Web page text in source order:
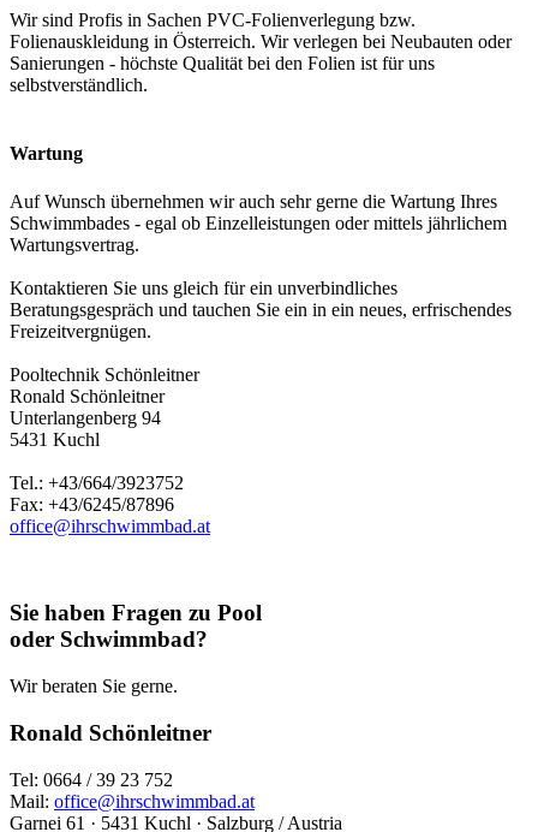
Wir sind Profis in Sachen PVC-Folienverlegung bzw.
Folienauskleidung in Österreich. Wir verlegen bei Neubauten oder
Sanierungen - höchste Qualität bei den Folien ist für uns
selbstverständlich.
Wartung
Auf Wunsch übernehmen wir auch sehr gerne die Wartung Ihres
Schwimmbades - egal ob Einzelleistungen oder mittels jährlichem
Wartungsvertrag.
Kontaktieren Sie uns gleich für ein unverbindliches
Beratungsgespräch und tauchen Sie ein in ein neues, erfrischendes
Freizeitvergnügen.
Pooltechnik Schönleitner
Ronald Schönleitner
Unterlangenberg 94
5431 Kuchl
Tel.: +43/664/3923752
Fax: +43/6245/87896
office@ihrschwimmbad.at
Sie haben Fragen zu Pool
oder Schwimmbad?
Wir beraten Sie gerne.
Ronald Schönleitner
Tel: 0664 / 39 23 752
Mail: office@ihrschwimmbad.at
Garnei 61 · 5431 Kuchl · Salzburg / Austria